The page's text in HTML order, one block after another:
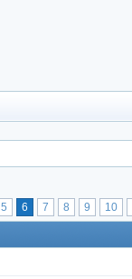
5 6 7 8 9 10